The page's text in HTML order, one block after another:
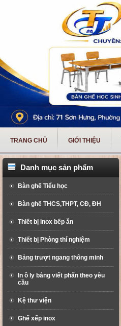
TRANG CHỦ GIỚI THIỆU
Danh mục sản phẩm
Bàn ghế Tiểu học
Bàn ghế THCS,THPT, CĐ, ĐH
Thiết bị inox bếp ăn
Thiết bị Phòng thí nghiệm
Bảng trượt ngang thông minh
In ô ly bảng viết phấn theo yêu
cầu
Kệ thư viện
Ghế xếp inox